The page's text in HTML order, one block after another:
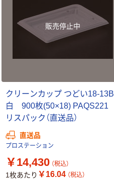
販売停止中
クリーンカップ つどい18-13B
白 900枚(50×18) PAQS221
リスパック（直送品）
直送品
プロステーション
￥14,430 （税込）
1枚あたり ￥16.04 （税込）